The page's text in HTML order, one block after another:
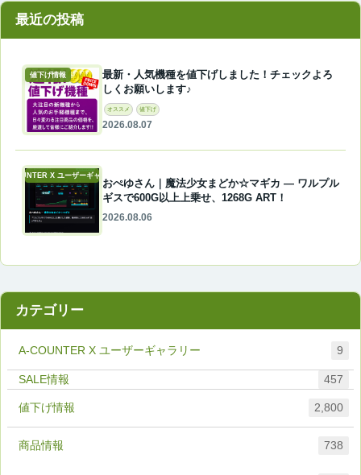
最近の投稿
値下げ情報
最新・人気機種を値下げしました！チェックよろ
しくお願いします♪
オススメ 値下げ
2026.08.07
A-COUNTER X ユーザーギャラリー
おぺゆさん｜魔法少女まどか☆マギカ ― ワルプル
ギスで600G以上上乗せ、1268G ART！
2026.08.06
カテゴリー
A-COUNTER X ユーザーギャラリー 9
457
値下げ情報 2,800
商品情報 738